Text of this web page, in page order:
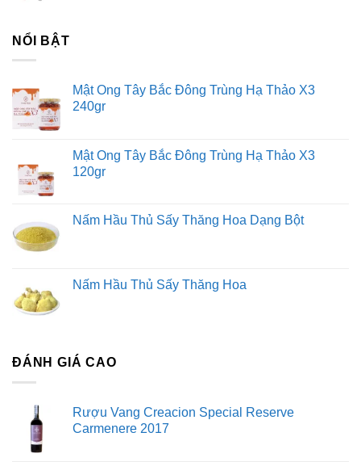
NỔI BẬT
Mật Ong Tây Bắc Đông Trùng Hạ Thảo X3
240gr
Mật Ong Tây Bắc Đông Trùng Hạ Thảo X3
120gr
Nấm Hầu Thủ Sấy Thăng Hoa Dạng Bột
Nấm Hầu Thủ Sấy Thăng Hoa
ĐÁNH GIÁ CAO
Rượu Vang Creacion Special Reserve
Carmenere 2017